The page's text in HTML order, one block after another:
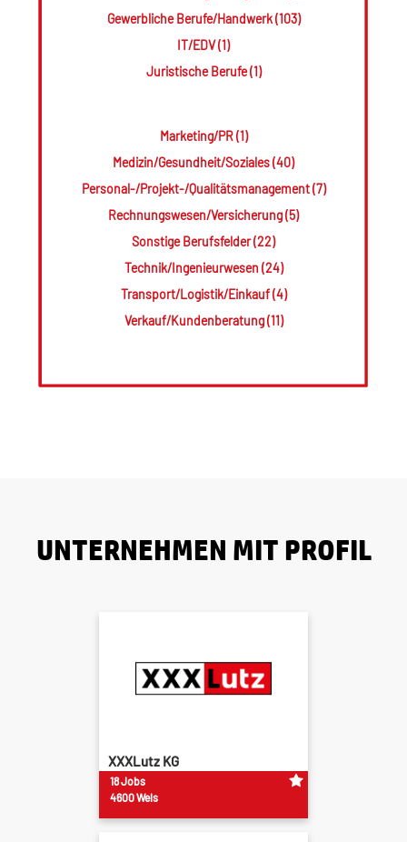
Gewerbliche Berufe/Handwerk (103)
IT/EDV (1)
Juristische Berufe (1)
Marketing/PR (1)
Medizin/Gesundheit/Soziales (40)
Personal-/Projekt-/Qualitätsmanagement (7)
Rechnungswesen/Versicherung (5)
Sonstige Berufsfelder (22)
Technik/Ingenieurwesen (24)
Transport/Logistik/Einkauf (4)
Verkauf/Kundenberatung (11)
UNTERNEHMEN MIT PROFIL
XXXLutz KG
18 Jobs
4600 Wels